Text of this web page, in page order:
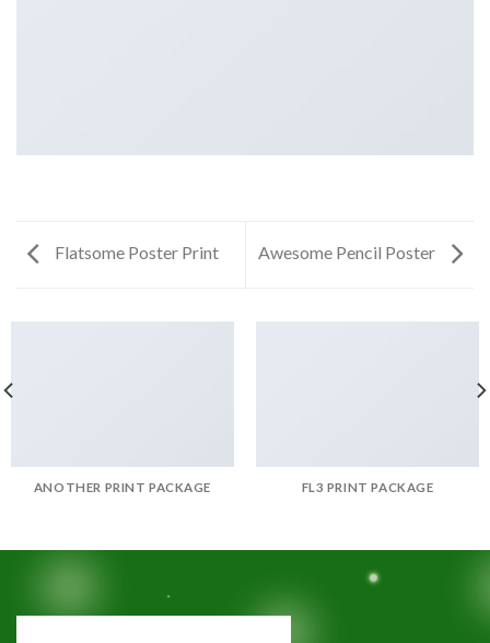
Flatsome Poster Print Awesome Pencil Poster
ANOTHER PRINT PACKAGE FL3 PRINT PACKAGE